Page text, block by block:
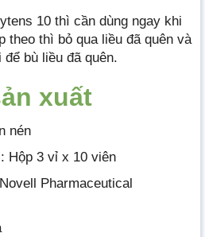
10 thì cần dùng ngay khi
theo thì bỏ qua liều đã quên và
để bù liều đã quên.
xuất
nén
Hộp 3 vỉ x 10 viên
Pharmaceutical